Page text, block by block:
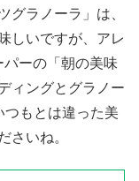
グラノーラ」は、
しいですが、アレ
ーの「朝の美味
ィングとグラノー
つもとは違った美
さいね。